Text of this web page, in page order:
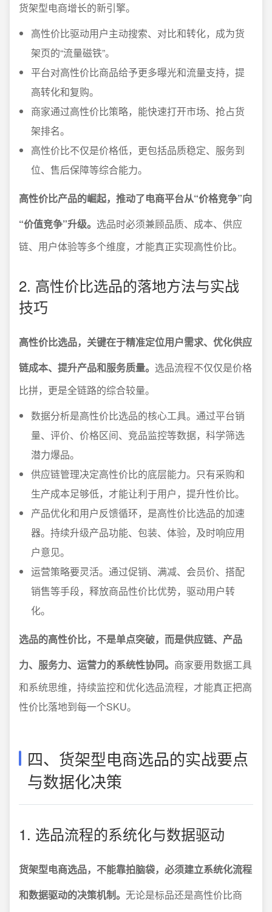
货架型电商增长的新引擎。
高性价比驱动用户主动搜索、对比和转化，成为货
架页的“流量磁铁”。
平台对高性价比商品给予更多曝光和流量支持，提
高转化和复购。
商家通过高性价比策略，能快速打开市场、抢占货
架排名。
高性价比不仅是价格低，更包括品质稳定、服务到
位、售后保障等综合能力。
高性价比产品的崛起，推动了电商平台从“价格竞争”向
“价值竞争”升级。 选品时必须兼顾品质、成本、供应
链、用户体验等多个维度，才能真正实现高性价比。
2. 高性价比选品的落地方法与实战
技巧
高性价比选品，关键在于精准定位用户需求、优化供应
链成本、提升产品和服务质量。 选品流程不仅仅是价格
比拼，更是全链路的综合较量。
数据分析是高性价比选品的核心工具。通过平台销
量、评价、价格区间、竞品监控等数据，科学筛选
潜力爆品。
供应链管理决定高性价比的底层能力。只有采购和
生产成本足够低，才能让利于用户，提升性价比。
产品优化和用户反馈循环，是高性价比选品的加速
器。持续升级产品功能、包装、体验，及时响应用
户意见。
运营策略要灵活。通过促销、满减、会员价、搭配
销售等手段，释放商品性价比优势，驱动用户转
化。
选品的高性价比，不是单点突破，而是供应链、产品
力、服务力、运营力的系统性协同。 商家要用数据工具
和系统思维，持续监控和优化选品流程，才能真正把高
性价比落地到每一个SKU。
四、货架型电商选品的实战要点
与数据化决策
1. 选品流程的系统化与数据驱动
货架型电商选品，不能靠拍脑袋，必须建立系统化流程
和数据驱动的决策机制。 无论是标品还是高性价比商